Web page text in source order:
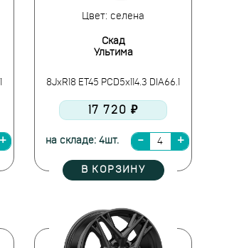
Цвет: селена
Скад
Ультима
8JxR18 ET45 PCD5x114.3 DIA66.1
17 720 ₽
на складе: 4шт.
В КОРЗИНУ